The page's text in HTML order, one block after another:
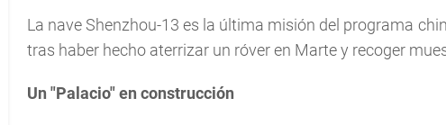
La nave Shenzhou-13 es la última misión del programa
tras haber hecho aterrizar un róver en Marte y recoger
Un "Palacio" en construcción